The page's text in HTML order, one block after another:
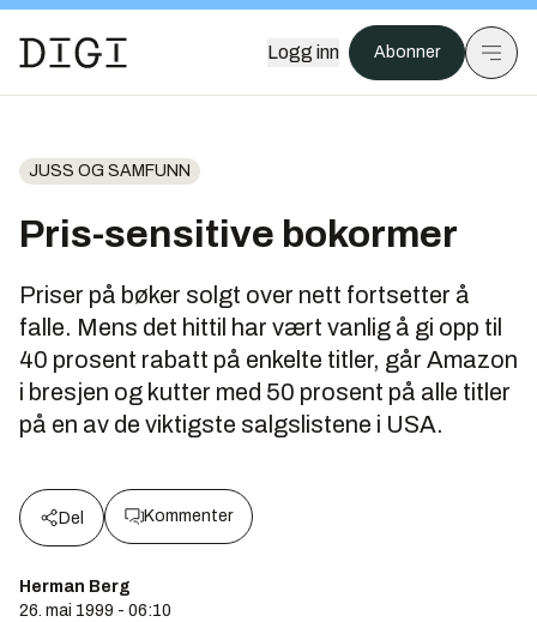
Logg inn Abonner
JUSS OG SAMFUNN
Pris-sensitive bokormer
Priser på bøker solgt over nett fortsetter å
falle. Mens det hittil har vært vanlig å gi opp til
40 prosent rabatt på enkelte titler, går Amazon
i bresjen og kutter med 50 prosent på alle titler
på en av de viktigste salgslistene i USA.
Del Kommenter
Herman Berg
26. mai 1999 - 06:10